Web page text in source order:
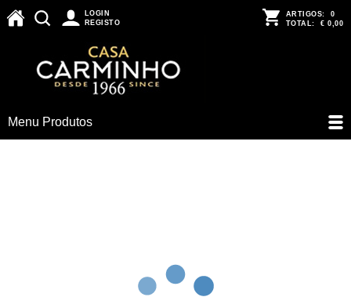
LOGIN
REGISTO
ARTIGOS: 0
TOTAL: € 0,00
Menu Produtos